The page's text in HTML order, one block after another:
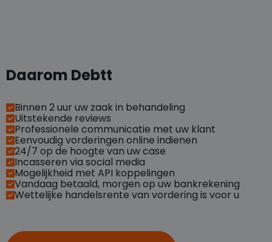
Daarom Debtt
Binnen 2 uur uw zaak in behandeling
Uitstekende reviews
Professionele communicatie met uw klant
Eenvoudig vorderingen online indienen
24/7 op de hoogte van uw case
Incasseren via social media
Mogelijkheid met API koppelingen
Vandaag betaald, morgen op uw bankrekening
Wettelijke handelsrente van vordering is voor u